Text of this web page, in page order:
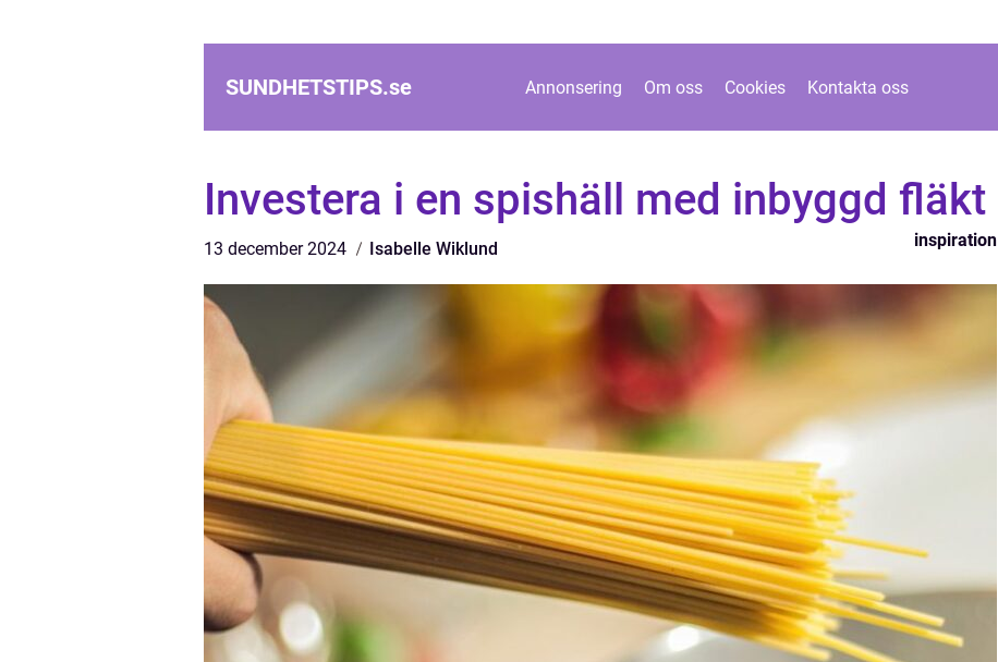
SUNDHETSTIPS.se Annonsering Om oss Cookies Kontakta oss
Investera i en spishäll med inbyggd fläkt
13 december 2024 Isabelle Wiklund inspiration